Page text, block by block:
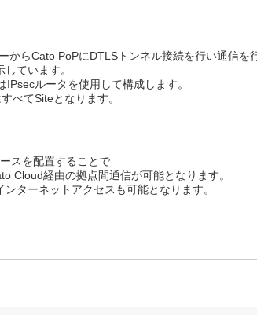
らCato PoPにDTLSトンネル接続を行い通信を
ています。
ルータを使用して構成します。
べてSiteとなります。
スを配置することで
Cloud経由の拠点間通信が可能となります。
ターネットアクセスも可能となります。